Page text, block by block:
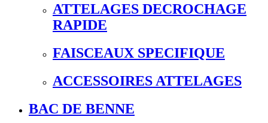
ATTELAGES DECROCHAGE
RAPIDE
FAISCEAUX SPECIFIQUE
ACCESSOIRES ATTELAGES
BAC DE BENNE